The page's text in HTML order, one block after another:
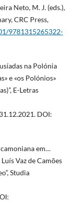
Neto, M. J. (eds.),
CRC Press,
9781315265322-
na Polónia
e «os Polónios»
E-Letras
DOI:
em…
Vaz de Camões
Studia